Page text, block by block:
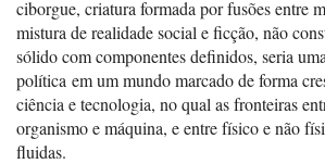
ciborgue, criatura formada por fusões entre
mistura de realidade social e ficção, não
sólido com componentes definidos, seria
política em um mundo marcado de forma
ciência e tecnologia, no qual as fronteiras
organismo e máquina, e entre físico e não
fluidas.